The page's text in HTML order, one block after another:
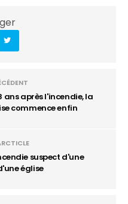
ans après l'incendie, la
commence enfin
suspect d'une
église